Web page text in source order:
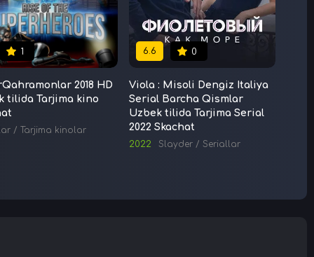
1
2018 HD
tilida Tarjima kino
/ Tarjima kinolar
6.6 0
Viola : Misoli Dengiz Italiya
Serial Barcha Qismlar
Uzbek tilida Tarjima Serial
2022 Skachat
2022 Slayder / Seriallar